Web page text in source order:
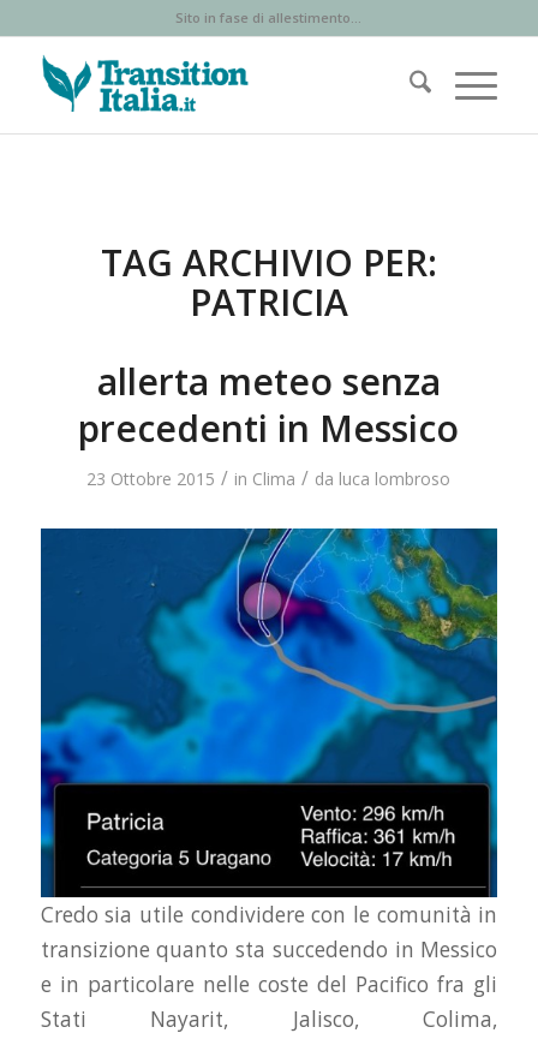
Sito in fase di allestimento...
TAG ARCHIVIO PER:
PATRICIA
allerta meteo senza
precedenti in Messico
23 Ottobre 2015 / in Clima / da luca lombroso
Credo sia utile condividere con le comunità in
transizione quanto sta succedendo in Messico
e in particolare nelle coste del Pacifico fra gli
Stati Nayarit, Jalisco, Colima,